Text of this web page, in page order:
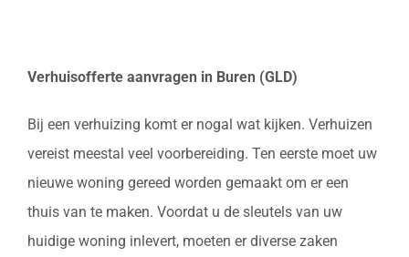
Verhuisofferte aanvragen in Buren (GLD)
Bij een verhuizing komt er nogal wat kijken. Verhuizen
vereist meestal veel voorbereiding. Ten eerste moet uw
nieuwe woning gereed worden gemaakt om er een
thuis van te maken. Voordat u de sleutels van uw
huidige woning inlevert, moeten er diverse zaken